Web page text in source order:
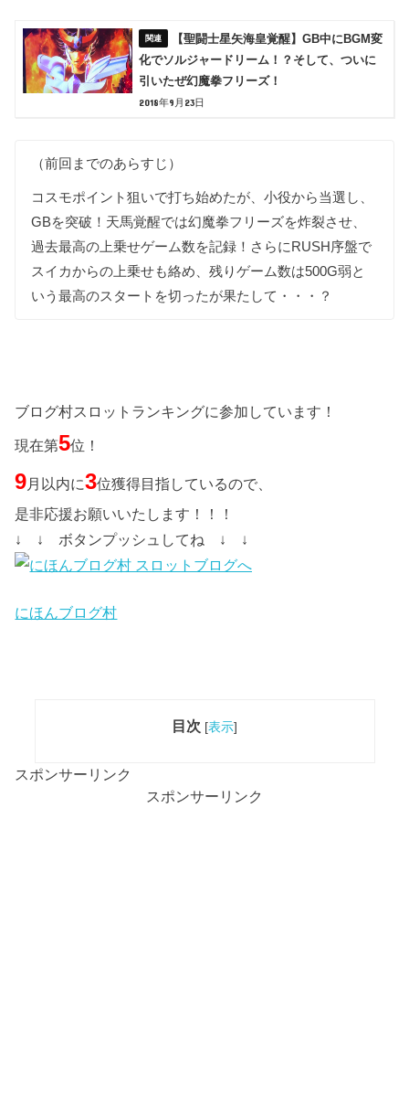
【聖闘士星矢海皇覚醒】GB中にBGM変
化でソルジャードリーム！？そして、ついに
引いたぜ幻魔拳フリーズ！
2018年9月23日
（前回までのあらすじ）
コスモポイント狙いで打ち始めたが、小役から当選し、
GBを突破！天馬覚醒では幻魔拳フリーズを炸裂させ、
過去最高の上乗せゲーム数を記録！さらにRUSH序盤で
スイカからの上乗せも絡め、残りゲーム数は500G弱と
いう最高のスタートを切ったが果たして・・・？
ブログ村スロットランキングに参加しています！
現在第5位！
9月以内に3位獲得目指しているので、
是非応援お願いいたします！！！
↓ ↓ ボタンプッシュしてね ↓ ↓
にほんブログ村
目次 [表示]
スポンサーリンク
スポンサーリンク